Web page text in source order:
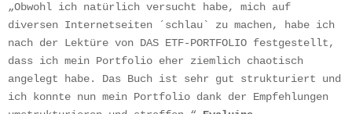
„Obwohl ich natürlich versucht habe, mich auf
diversen Internetseiten ´schlau` zu machen, habe ich
nach der Lektüre von DAS ETF-PORTFOLIO festgestellt,
dass ich mein Portfolio eher ziemlich chaotisch
angelegt habe. Das Buch ist sehr gut strukturiert und
ich konnte nun mein Portfolio dank der Empfehlungen